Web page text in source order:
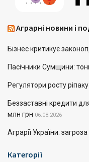
Аграрні новини і
Бізнес критикує
Пасічники Сумщини:
Регулятори росту
Беззаставні кредити
млн грн 06.08.2026
Аграрії України:
Категорії